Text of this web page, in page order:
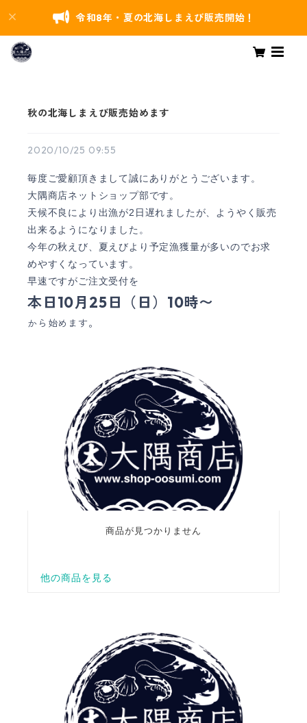
令和8年・夏の北海しまえび販売開始！
秋の北海しまえび販売始めます
2020/10/25 09:55
毎度ご愛顧頂きまして誠にありがとうございます。
大隅商店ネットショップ部です。
天候不良により出漁が2日遅れましたが、ようやく販売
出来るようになりました。
今年の秋えび、夏えびより予定漁獲量が多いのでお求
めやすくなっています。
早速ですがご注文受付を
本日10月25日（日）10時〜
から始めます。